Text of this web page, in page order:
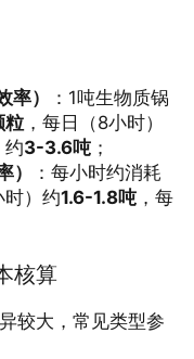
）
：1吨生物质锅
，每日（8小时）
约3-3.6吨 ；
）
：每小时约消耗
时）约1.6-1.8吨 ，每
核算
较大，常见类型参